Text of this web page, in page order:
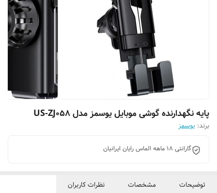
پایه نگهدارنده گوشی موبایل یوسمز مدل US-ZJ058
برند: یوسمز
گارانتی ۱۸ ماهه الماس رایان ایرانیان
توضیحات مشخصات نظرات کاربران